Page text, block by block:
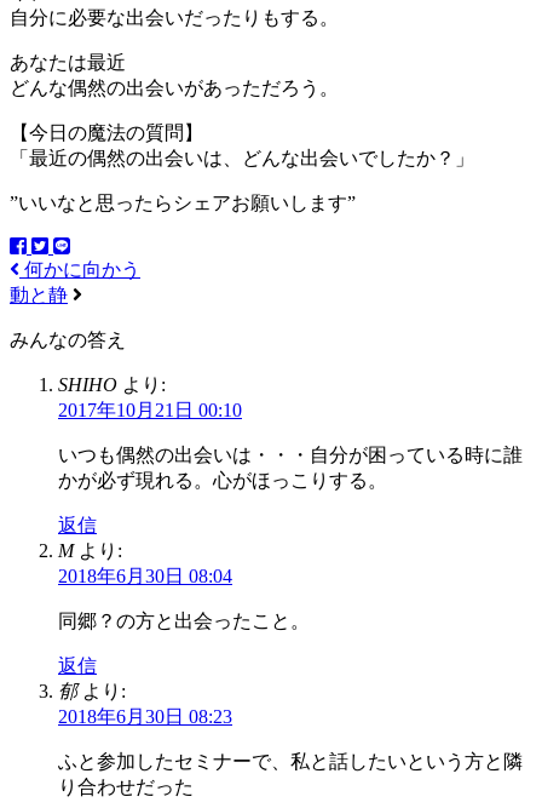
自分に必要な出会いだったりもする。
あなたは最近
どんな偶然の出会いがあっただろう。
【今日の魔法の質問】
「最近の偶然の出会いは、どんな出会いでしたか？」
”いいなと思ったらシェアお願いします”
何かに向かう
動と静
みんなの答え
SHIHO より:
2017年10月21日 00:10
いつも偶然の出会いは・・・自分が困っている時に誰
かが必ず現れる。心がほっこりする。
返信
M より:
2018年6月30日 08:04
同郷？の方と出会ったこと。
返信
郁 より:
2018年6月30日 08:23
ふと参加したセミナーで、私と話したいという方と隣
り合わせだった